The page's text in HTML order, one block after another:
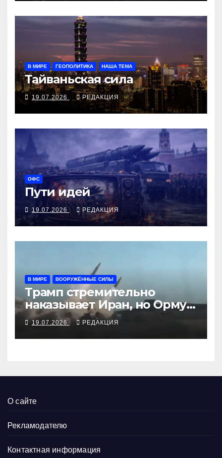
В МИРЕ ГЕОПОЛИТИКА НАША ТЕМА
Тайваньская сила
19.07.2026 РЕДАКЦИЯ
ОФС
Пути идей
19.07.2026 РЕДАКЦИЯ
В МИРЕ ВООРУЖЁННЫЕ СИЛЫ
Трамп стремительно
наказывает Иран, но Ормуз
под иранской блокадой
19.07.2026 РЕДАКЦИЯ
О сайте
Рекламодателю
Контактная информация